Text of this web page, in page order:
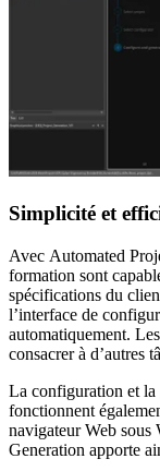
Simplicité et
Avec Automated
formation sont
spécifications du
l’interface de
automatiquement.
consacrer à d’autres
La configuration et la
fonctionnent
navigateur Web
Generation apporte